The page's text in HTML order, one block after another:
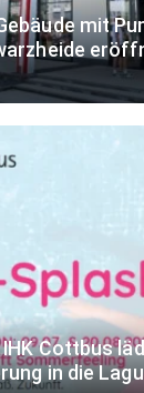
mit
Cottbus
in die